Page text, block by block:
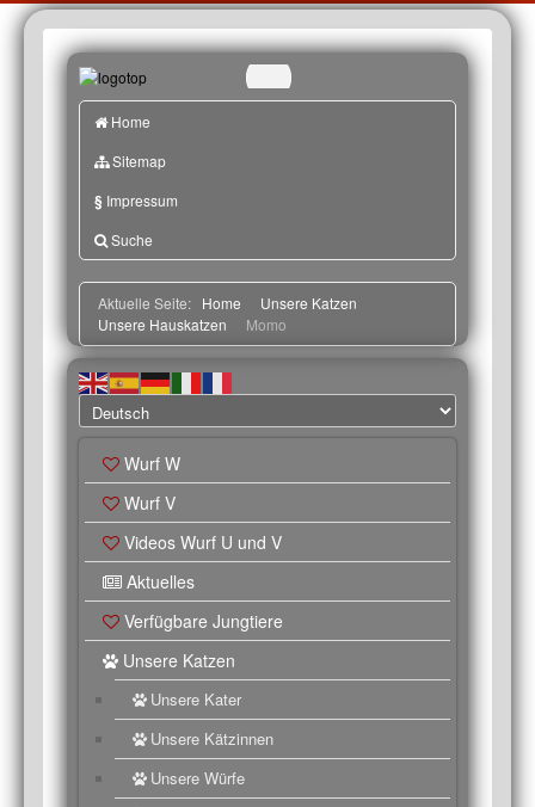
Home
Sitemap
§ Impressum
Suche
Aktuelle Seite: Home
Unsere Katzen
Unsere Hauskatzen
Momo
Wurf W
Wurf V
Videos Wurf U und V
Aktuelles
Verfügbare Jungtiere
Unsere Katzen
Unsere Kater
Unsere Kätzinnen
Unsere Würfe